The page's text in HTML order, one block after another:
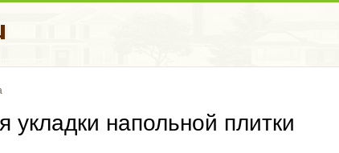
укладки напольной плитки